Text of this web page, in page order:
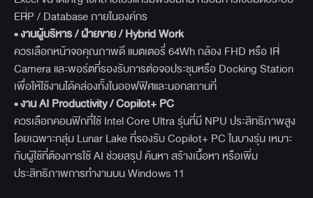
ERP / Database ภายในองค์กร
• งานผู้บริหาร / ฝ่ายขาย / Hybrid Work
ควรเลือกหน้าจอคุณภาพดี แบตเตอรี่ 64Wh กล้อง FHD หรือ IR
Camera และพอร์ตที่รองรับการต่อจอประชุมหรือ Docking Station
เพื่อให้ใช้งานได้คล่องทั้งในออฟฟิศและนอกสถานที่
• งาน AI Productivity / Copilot+ PC
ควรเลือกคอนฟิกที่ใช้ Intel Core Ultra รุ่นที่มี NPU ประสิทธิภาพสูง
โดยเฉพาะกลุ่ม Lunar Lake ที่รองรับ Copilot+ PC ในบางรุ่น เหมาะ
กับผู้ใช้ที่ต้องการใช้ AI ช่วยสรุป ค้นหา สร้างเนื้อหา หรือเพิ่ม
ประสิทธิภาพการทำงานบน Windows 11